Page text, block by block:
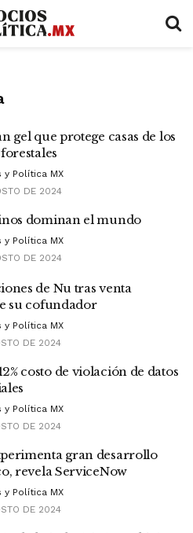
gel que protege casas de los
y Política MX
DE 2024
dominan el mundo
y Política MX
DE 2024
de Nu tras venta
su cofundador
y Política MX
DE 2024
costo de violación de datos
y Política MX
DE 2024
gran desarrollo
revela ServiceNow
y Política MX
DE 2024